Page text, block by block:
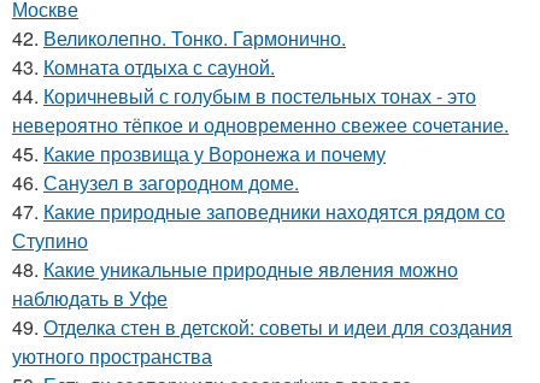
Москве
42. Великолепно. Тонко. Гармонично.
43. Комната отдыха с сауной.
44. Коричневый с голубым в постельных тонах - это
невероятно тёпкое и одновременно свежее сочетание.
45. Какие прозвища у Воронежа и почему
46. Санузел в загородном доме.
47. Какие природные заповедники находятся рядом со
Ступино
48. Какие уникальные природные явления можно
наблюдать в Уфе
49. Отделка стен в детской: советы и идеи для создания
уютного пространства